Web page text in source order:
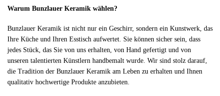
Warum Bunzlauer Keramik wählen?
Bunzlauer Keramik ist nicht nur ein Geschirr, sondern ein Kunstwerk, das
Ihre Küche und Ihren Esstisch aufwertet. Sie können sicher sein, dass
jedes Stück, das Sie von uns erhalten, von Hand gefertigt und von
unseren talentierten Künstlern handbemalt wurde. Wir sind stolz darauf,
die Tradition der Bunzlauer Keramik am Leben zu erhalten und Ihnen
qualitativ hochwertige Produkte anzubieten.